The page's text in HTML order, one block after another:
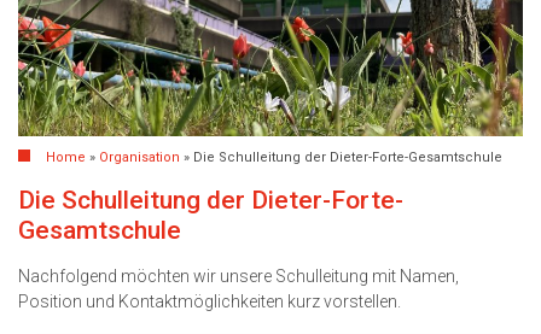
Home » Organisation » Die Schulleitung der Dieter-Forte-Gesamtschule
Die Schulleitung der Dieter-Forte-
Gesamtschule
Nachfolgend möchten wir unsere Schulleitung mit Namen,
Position und Kontaktmöglichkeiten kurz vorstellen.